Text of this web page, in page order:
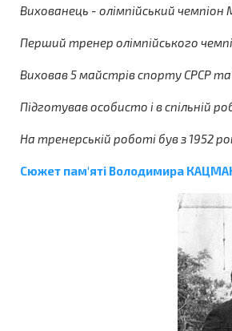
Вихованець - олімпійський чемпіон
Перший тренер олімпійського
Виховав 5 майстрів спорту СРСР
Підготував особисто і в спільній
На тренерській роботі був з 1952
Cюжет пам'яті Володимира